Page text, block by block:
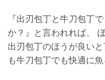
『出刃包丁と牛刀包丁
か？』と言われれば、
出刃包丁のほうが良い
も牛刀包丁でも快適に